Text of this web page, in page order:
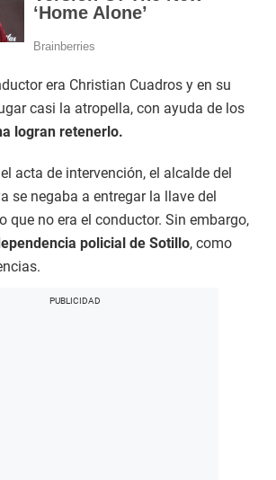
era Christian Cuadros y en su
casi la atropella, con ayuda de los
logran retenerlo.
acta de intervención, el alcalde del
se negaba a entregar la llave del
que no era el conductor. Sin embargo,
policial de Sotillo, como